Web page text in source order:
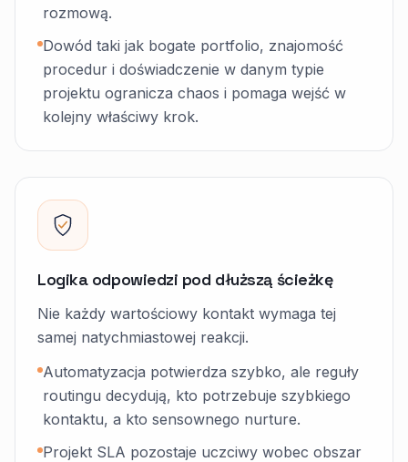
rozmową.
Dowód taki jak bogate portfolio, znajomość
procedur i doświadczenie w danym typie
projektu ogranicza chaos i pomaga wejść w
kolejny właściwy krok.
Logika odpowiedzi pod dłuższą ścieżkę
Nie każdy wartościowy kontakt wymaga tej
samej natychmiastowej reakcji.
Automatyzacja potwierdza szybko, ale reguły
routingu decydują, kto potrzebuje szybkiego
kontaktu, a kto sensownego nurture.
Projekt SLA pozostaje uczciwy wobec obszar